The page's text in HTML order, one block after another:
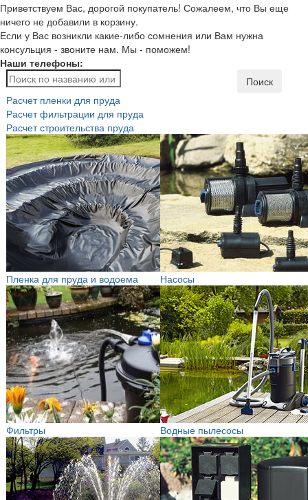
Приветствуем Вас, дорогой покупатель! Сожалеем, что Вы еще
ничего не добавили в корзину.
Если у Вас возникли какие-либо сомнения или Вам нужна
консульция - звоните нам. Мы - поможем!
Наши телефоны:
Поиск
Расчет пленки для пруда
Расчет фильтрации для пруда
Расчет строительства пруда
Пленка для пруда и водоема Насосы
Фильтры Водные пылесосы